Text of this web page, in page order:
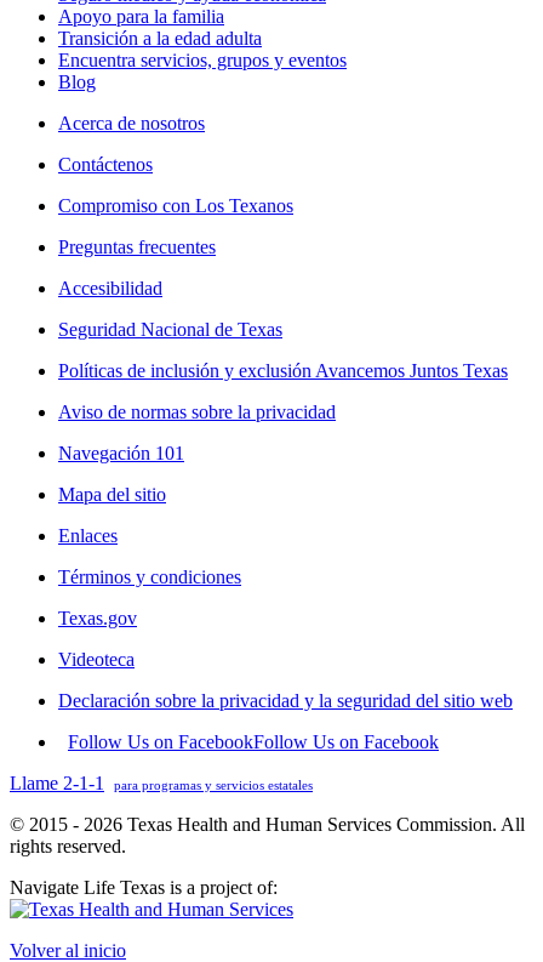
Apoyo para la familia
Transición a la edad adulta
Encuentra servicios, grupos y eventos
Blog
Acerca de nosotros
Contáctenos
Compromiso con Los Texanos
Preguntas frecuentes
Accesibilidad
Seguridad Nacional de Texas
Políticas de inclusión y exclusión Avancemos Juntos Texas
Aviso de normas sobre la privacidad
Navegación 101
Mapa del sitio
Enlaces
Términos y condiciones
Texas.gov
Videoteca
Declaración sobre la privacidad y la seguridad del sitio web
Follow Us on FacebookFollow Us on Facebook
Llame 2-1-1
para programas y servicios estatales
© 2015 - 2026 Texas Health and Human Services Commission. All
rights reserved.
Navigate Life Texas is a project of:
Volver al inicio